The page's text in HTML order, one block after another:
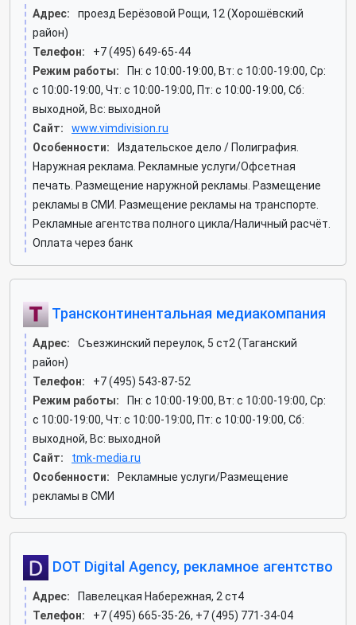
Адрес:
проезд Берёзовой Рощи, 12 (Хорошёвский
район)
Телефон:
+7 (495) 649-65-44
Режим работы:
Пн: c 10:00-19:00, Вт: c 10:00-19:00, Ср:
c 10:00-19:00, Чт: c 10:00-19:00, Пт: c 10:00-19:00, Сб:
выходной, Вс: выходной
Сайт:
www.vimdivision.ru
Особенности:
Издательское дело / Полиграфия.
Наружная реклама. Рекламные услуги/Офсетная
печать. Размещение наружной рекламы. Размещение
рекламы в СМИ. Размещение рекламы на транспорте.
Рекламные агентства полного цикла/Наличный расчёт.
Оплата через банк
Трансконтинентальная медиакомпания
Адрес:
Съезжинский переулок, 5 ст2 (Таганский
район)
Телефон:
+7 (495) 543-87-52
Режим работы:
Пн: c 10:00-19:00, Вт: c 10:00-19:00, Ср:
c 10:00-19:00, Чт: c 10:00-19:00, Пт: c 10:00-19:00, Сб:
выходной, Вс: выходной
Сайт:
tmk-media.ru
Особенности:
Рекламные услуги/Размещение
рекламы в СМИ
DOT Digital Agency, рекламное агентство
Адрес:
Павелецкая Набережная, 2 ст4
Телефон:
+7 (495) 665-35-26, +7 (495) 771-34-04